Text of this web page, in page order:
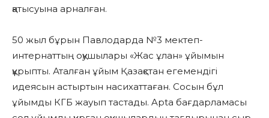
қатысуына арналған.
50 жыл бұрын Павлодарда №3 мектеп-
интернаттың оқушылары «Жас ұлан» ұйымын
құрыпты. Аталған ұйым Қазақстан егемендігі
идеясын астыртын насихаттаған. Сосын бұл
ұйымды КГБ жауып тастады. Apta бағдарламасы